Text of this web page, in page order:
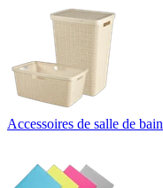
Accessoires de salle de bain